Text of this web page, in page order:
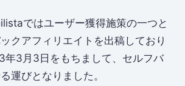
ではユーザー獲得施策の一つと
クアフィリエイトを出稿しており
年3月3日をもちまして、セルフバ
運びとなりました。